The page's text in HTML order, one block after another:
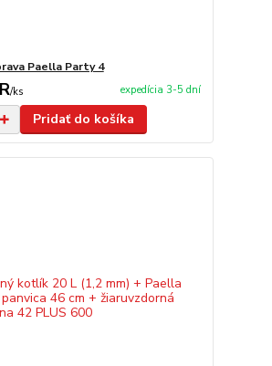
Paella Party 4
/ks expedícia 3-5 dní
Pridať do košíka